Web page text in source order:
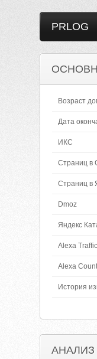
PRLOG
Возраст
Дата
ИКС
Страниц в
Страниц в
Dmoz
Яндекс
Alexa
Alexa
История
АНАЛИЗ